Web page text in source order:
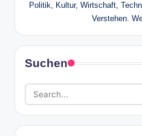
Politik, Kultur, Wirtschaft,
Verstehen.
Suchen